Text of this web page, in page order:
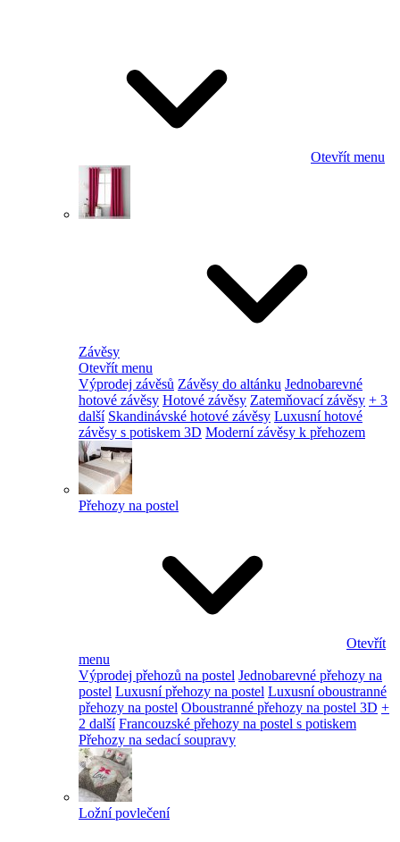
Otevřít menu
Závěsy
Otevřít menu
Výprodej závěsů Závěsy do altánku Jednobarevné
hotové závěsy Hotové závěsy Zatemňovací závěsy + 3
další Skandinávské hotové závěsy Luxusní hotové
závěsy s potiskem 3D Moderní závěsy k přehozem
Přehozy na postel
Otevřít
menu
Výprodej přehozů na postel Jednobarevné přehozy na
postel Luxusní přehozy na postel Luxusní oboustranné
přehozy na postel Oboustranné přehozy na postel 3D +
2 další Francouzské přehozy na postel s potiskem
Přehozy na sedací soupravy
Ložní povlečení